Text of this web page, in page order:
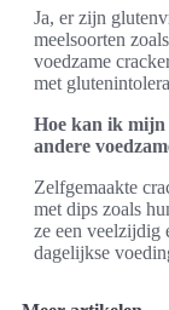
Ja, er zijn
meelsoorten
voedzame
met
Hoe kan ik mijn
andere
Zelfgemaakte
met dips zoals
ze een veelzijdig
dagelijkse